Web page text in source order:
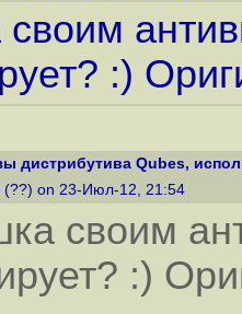
:)
дистрибутива Qubes,
(??) on 23-Июл-12, 21:54
своим
:)